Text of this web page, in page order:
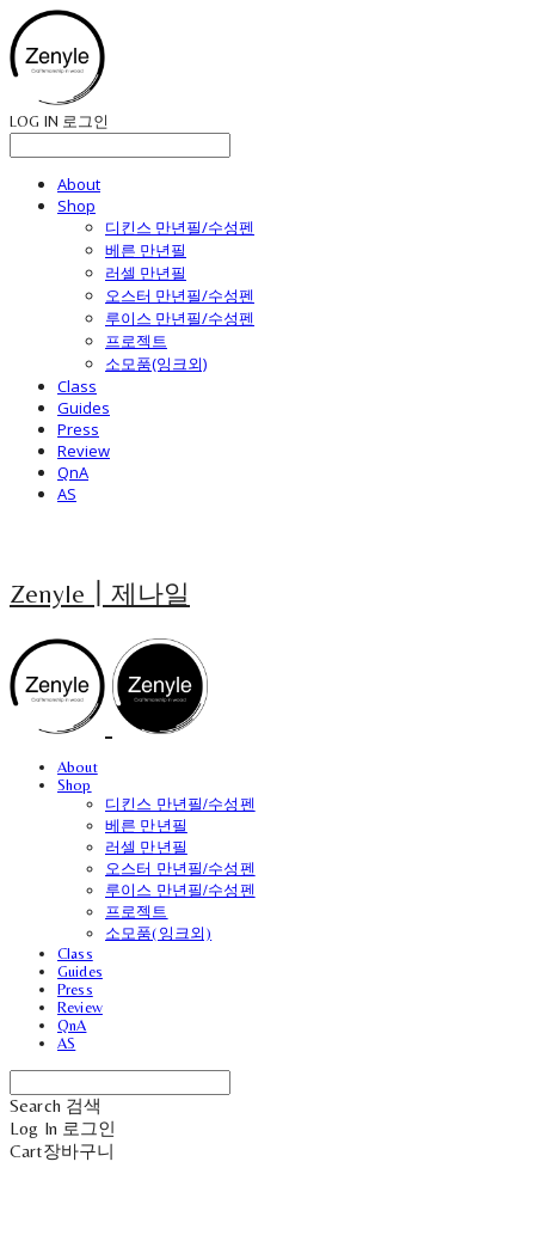
LOG IN 로그인
About
Shop
디킨스 만년필/수성펜
베른 만년필
러셀 만년필
오스터 만년필/수성펜
루이스 만년필/수성펜
프로젝트
소모품(잉크외)
Class
Guides
Press
Review
QnA
AS
Zenyle┃제나일
About
Shop
디킨스 만년필/수성펜
베른 만년필
러셀 만년필
오스터 만년필/수성펜
루이스 만년필/수성펜
프로젝트
소모품(잉크외)
Class
Guides
Press
Review
QnA
AS
Search 검색
Log In 로그인
Cart장바구니